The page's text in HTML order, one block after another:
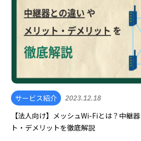
サービス紹介 2023.12.18
【法人向け】メッシュWi-Fiとは？中継
ト・デメリットを徹底解説